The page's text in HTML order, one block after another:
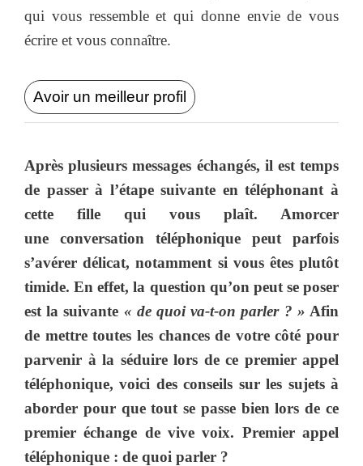
qui vous ressemble et qui donne envie de vous
écrire et vous connaître.
Avoir un meilleur profil
Après plusieurs messages échangés, il est temps
de passer à l’étape suivante en téléphonant à
cette fille qui vous plaît. Amorcer
une conversation téléphonique peut parfois
s’avérer délicat, notamment si vous êtes plutôt
timide. En effet, la question qu’on peut se poser
est la suivante « de quoi va-t-on parler ? » Afin
de mettre toutes les chances de votre côté pour
parvenir à la séduire lors de ce premier appel
téléphonique, voici des conseils sur les sujets à
aborder pour que tout se passe bien lors de ce
premier échange de vive voix. Premier appel
téléphonique : de quoi parler ?